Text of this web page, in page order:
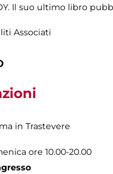
Il suo ultimo libro
Associati
in Trastevere
ore 10.00-20.00